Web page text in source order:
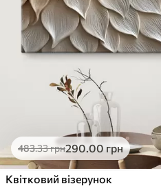
483.33грн290.00 грн
Квітковий візерунок